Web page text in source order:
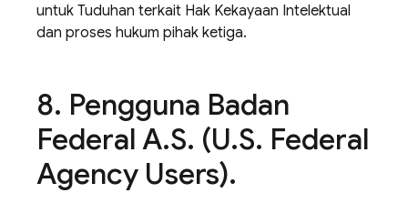
untuk Tuduhan terkait Hak Kekayaan Intelektual
dan proses hukum pihak ketiga.
8. Pengguna Badan
Federal A.S. (U.S. Federal
Agency Users).